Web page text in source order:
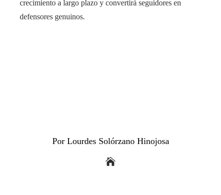
crecimiento a largo plazo y convertirá seguidores en
defensores genuinos.
Por Lourdes Solórzano Hinojosa